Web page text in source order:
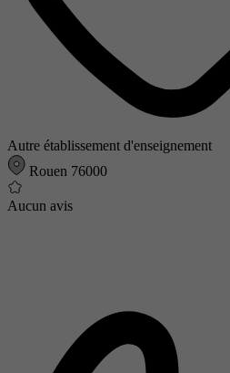
Autre établissement d'enseignement
Rouen 76000
Aucun avis